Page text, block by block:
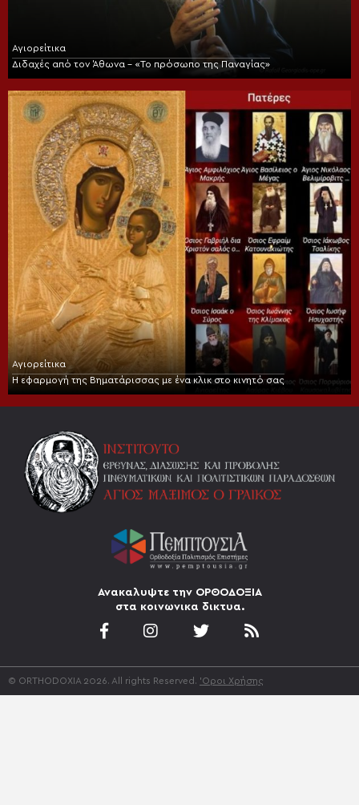
Αγιορείτικα
Διδαχές από τον Άθωνα – «Το πρόσωπο της Παναγίας»
Αγιορείτικα
Η εφαρμογή της Βηματάρισσας με ένα κλικ στο κινητό σας
Ανακαλυψτε την ΟΡΘΟΔΟΞΙΑ
στα κοινωνικα δικτυα.
© ORTHODOXIA 2026. All rights Reserved. 'Οροι Χρήσης